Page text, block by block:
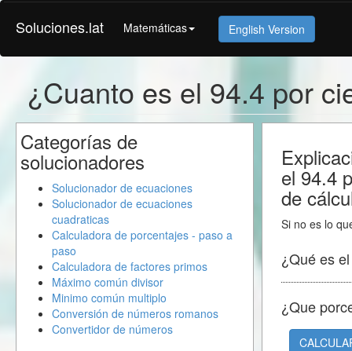
Soluciones.lat Matemáticas English Version
¿Cuanto es el 94.4 por
el 94.4
de
Si no es lo
¿Qué es
¿Que
Categorías de
solucionadores
Solucionador de ecuaciones
Solucionador de ecuaciones
cuadraticas
Calculadora de porcentajes - paso a
paso
Calculadora de factores primos
Máximo común divisor
Minimo común multiplo
Conversión de números romanos
Convertidor de números